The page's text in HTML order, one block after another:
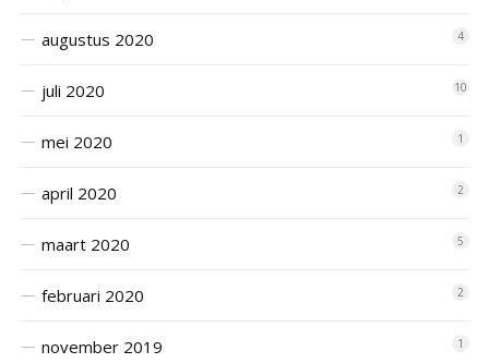
augustus 2020 4
juli 2020 10
mei 2020 1
april 2020 2
maart 2020 5
februari 2020 2
november 2019 1